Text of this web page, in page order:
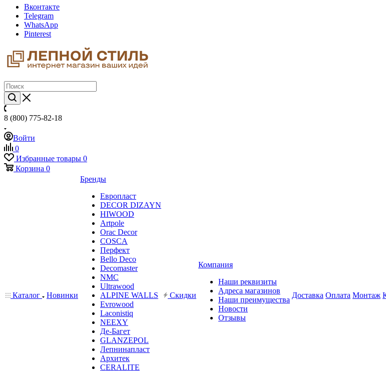
Вконтакте
Telegram
WhatsApp
Pinterest
8 (800) 775-82-18
Войти
0
Избранные товары 0
Корзина 0
Каталог Новинки
Бренды
Европласт
DECOR DIZAYN
HIWOOD
Artpole
Orac Decor
COSCA
Перфект
Bello Deco
Decomaster
NMС
Ultrawood
ALPINE WALLS
Evrowood
Laconistiq
NEEXY
Де-Багет
GLANZEPOL
Лепнинапласт
Архитек
CERALITE
Скидки
Компания
Наши реквизиты
Адреса магазинов
Наши преимущества
Новости
Отзывы
Доставка Оплата Монтаж